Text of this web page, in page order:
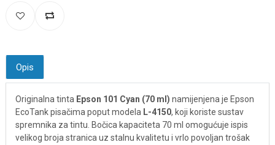
Opis
Originalna tinta Epson 101 Cyan (70 ml) namijenjena je Epson
EcoTank pisačima poput modela L-4150, koji koriste sustav
spremnika za tintu. Bočica kapaciteta 70 ml omogućuje ispis
velikog broja stranica uz stalnu kvalitetu i vrlo povoljan trošak